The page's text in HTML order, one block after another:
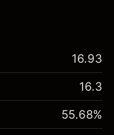
16.93
16.3
55.68%